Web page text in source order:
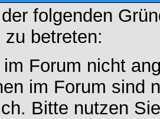
folgenden
betreten:
Forum nicht
im Forum sind
Bitte nutzen